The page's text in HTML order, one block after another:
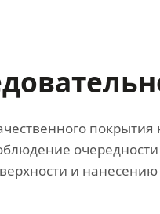
покрытия
очередности
и